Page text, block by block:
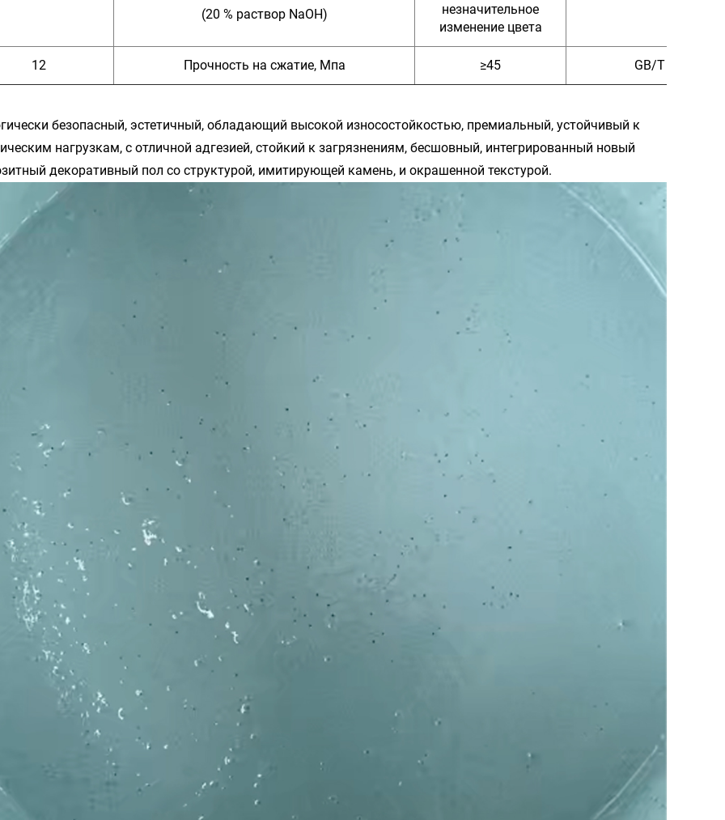
незначительное
изменение цвета
(20 % раствор NaOH)
12 Прочность на сжатие, Мпа ≥45 GB/T 22374-20
безопасный, эстетичный, обладающий высокой износостойкостью, премиальный, устойчивый к
нагрузкам, с отличной адгезией, стойкий к загрязнениям, бесшовный, интегрированный новый
декоративный пол со структурой, имитирующей камень, и окрашенной текстурой.